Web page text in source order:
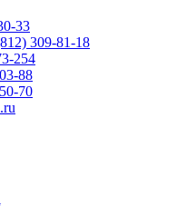
33
309-81-18
254
88
70